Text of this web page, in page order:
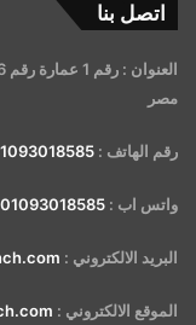
اتصل بنا
مصر
رقم الهاتف :
واتس اب : 01093018585+
البريد الالكتروني :
الموقع الالكتروني :